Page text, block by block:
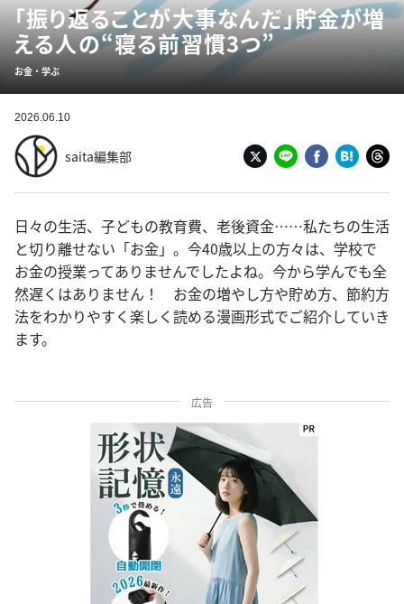
「振り返ることが大事なんだ」貯金が増
える人の“寝る前習慣3つ”
お金・学ぶ
2026.06.10
saita編集部
日々の生活、子どもの教育費、老後資金……私たちの生活
と切り離せない「お金」。今40歳以上の方々は、学校で
お金の授業ってありませんでしたよね。今から学んでも全
然遅くはありません！ お金の増やし方や貯め方、節約方
法をわかりやすく楽しく読める漫画形式でご紹介していき
ます。
広告